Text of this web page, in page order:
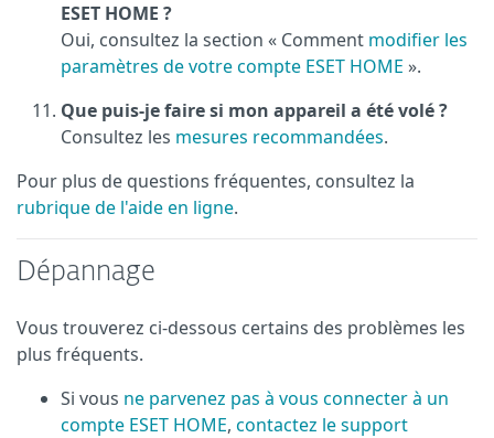
ESET HOME ?
Oui, consultez la section « Comment modifier les
paramètres de votre compte ESET HOME ».
Que puis-je faire si mon appareil a été volé ?
Consultez les mesures recommandées.
Pour plus de questions fréquentes, consultez la
rubrique de l'aide en ligne.
Dépannage
Vous trouverez ci-dessous certains des problèmes les
plus fréquents.
Si vous ne parvenez pas à vous connecter à un
compte ESET HOME, contactez le support